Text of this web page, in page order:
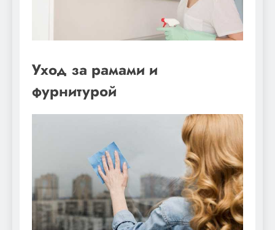
Уход за рамами и
фурнитурой